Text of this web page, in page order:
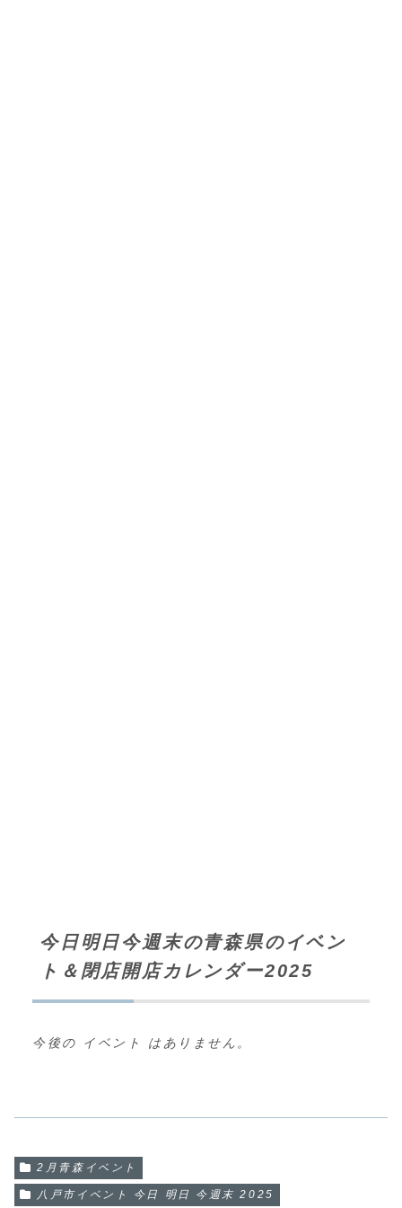
今日明日今週末の青森県のイベン
ト＆閉店開店カレンダー2025
今後の イベント はありません。
2月青森イベント
八戸市イベント 今日 明日 今週末 2025